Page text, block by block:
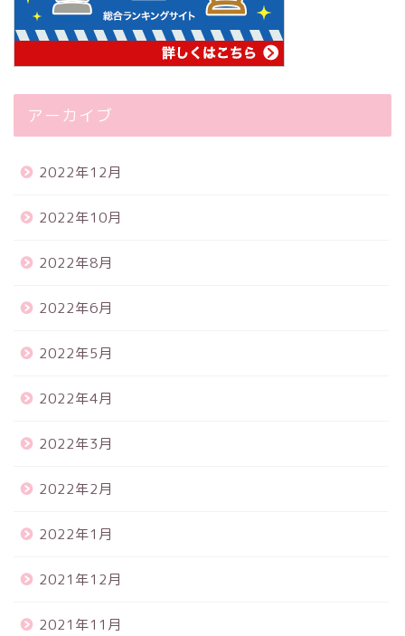
アーカイブ
2022年12月
2022年10月
2022年8月
2022年6月
2022年5月
2022年4月
2022年3月
2022年2月
2022年1月
2021年12月
2021年11月